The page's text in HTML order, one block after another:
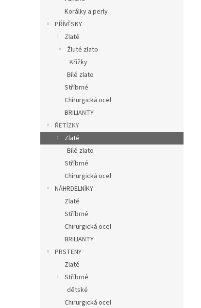
Korálky a perly
PŘÍVĚSKY
Zlaté
Žluté zlato
Křížky
Bílé zlato
Stříbrné
Chirurgická ocel
BRILIANTY
ŘETÍZKY
Zlaté
Bílé zlato
Stříbrné
Chirurgická ocel
NÁHRDELNÍKY
Zlaté
Stříbrné
Chirurgická ocel
BRILIANTY
PRSTENY
Zlaté
Stříbrné
dětské
Chirurgická ocel